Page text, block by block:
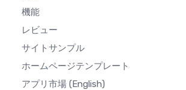
機能
レビュー
サイトサンプル
ホームページテンプレート
アプリ市場 (English)